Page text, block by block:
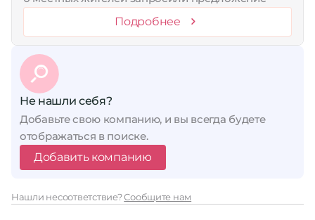
Подробнее
Не нашли себя?
Добавьте свою компанию, и вы всегда будете
отображаться в поиске.
Добавить компанию
Нашли несоответствие?Сообщите нам